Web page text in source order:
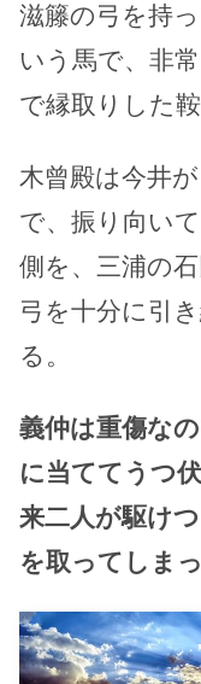
滋籐の弓を持
いう馬で、非
で縁取りした
木曾殿は今井
で、振り向い
側を、三浦の
弓を十分に引
る。
義仲は重傷な
に当ててうつ
来二人が駆け
を取ってしまっ